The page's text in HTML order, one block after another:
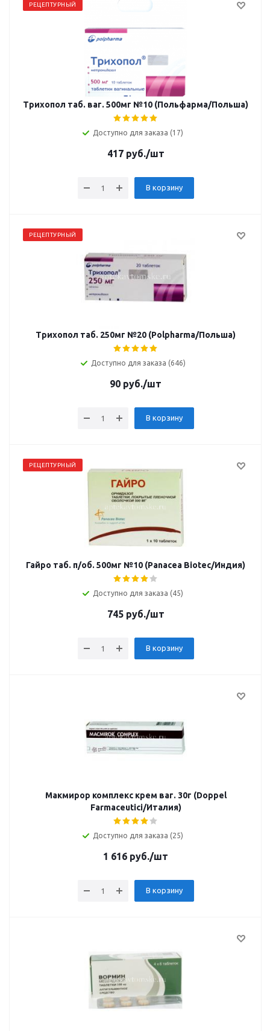
РЕЦЕПТУРНЫЙ
Трихопол таб. ваг. 500мг №10 (Польфарма/Польша)
Доступно для заказа (17)
417руб./шт
В корзину
РЕЦЕПТУРНЫЙ
Трихопол таб. 250мг №20 (Polpharma/Польша)
Доступно для заказа (646)
90 руб./шт
В корзину
РЕЦЕПТУРНЫЙ
Гайро таб. п/об. 500мг №10 (Panacea Biotec/Индия)
Доступно для заказа (45)
745руб./шт
В корзину
Макмирор комплекс крем ваг. 30г (Doppel
Farmaceutici/Италия)
Доступно для заказа (25)
1 616 руб./шт
В корзину